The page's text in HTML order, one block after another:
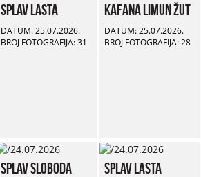
Splav Lasta
DATUM: 25.07.2026.
BROJ FOTOGRAFIJA: 31
Kafana Limun Žut
DATUM: 25.07.2026.
BROJ FOTOGRAFIJA: 28
Splav Sloboda Splav Lasta